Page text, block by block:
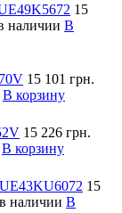
15
наличии В
15 101 грн.
В корзину
15 226 грн.
В корзину
15
наличии В